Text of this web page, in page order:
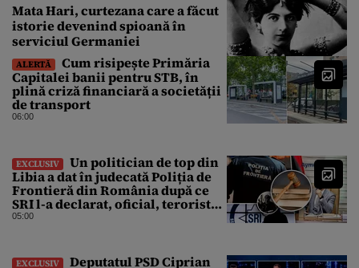
Mata Hari, curtezana care a făcut
istorie devenind spioană în
serviciul Germaniei
ALERTĂ
Cum risipește Primăria
Capitalei banii pentru STB, în
plină criză financiară a societății
de transport
06:00
EXCLUSIV
Un politician de top din
Libia a dat în judecată Poliția de
Frontieră din România după ce
SRI l-a declarat, oficial, terorist
ISIS
05:00
EXCLUSIV
Deputatul PSD Ciprian